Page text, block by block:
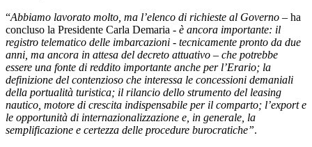
“Abbiamo lavorato molto, ma l’elenco di richieste al Governo – ha
concluso la Presidente Carla Demaria - è ancora importante: il
registro telematico delle imbarcazioni - tecnicamente pronto da due
anni, ma ancora in attesa del decreto attuativo – che potrebbe
essere una fonte di reddito importante anche per l’Erario; la
definizione del contenzioso che interessa le concessioni demaniali
della portualità turistica; il rilancio dello strumento del leasing
nautico, motore di crescita indispensabile per il comparto; l’export e
le opportunità di internazionalizzazione e, in generale, la
semplificazione e certezza delle procedure burocratiche”.